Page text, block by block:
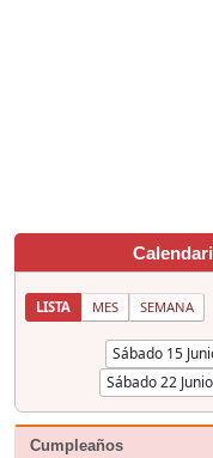
LISTA MES SEMANA
Cumpleaños